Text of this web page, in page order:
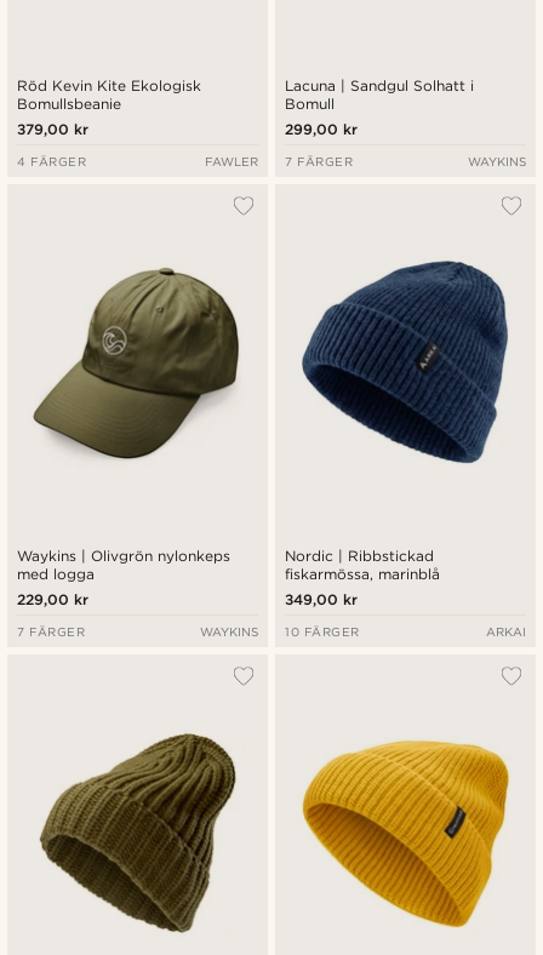
Röd Kevin Kite Ekologisk
Bomullsbeanie
379,00 kr
4 FÄRGER FAWLER
Lacuna | Sandgul Solhatt i
Bomull
299,00 kr
7 FÄRGER WAYKINS
Waykins | Olivgrön nylonkeps
med logga
229,00 kr
7 FÄRGER WAYKINS
Nordic | Ribbstickad
fiskarmössa, marinblå
349,00 kr
10 FÄRGER ARKAI